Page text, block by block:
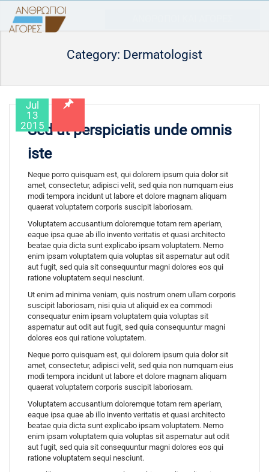
Category: Dermatologist
Jul
13
2015
Sed ut perspiciatis unde omnis
iste
Neque porro quisquam est, qui dolorem ipsum quia dolor sit
amet, consectetur, adipisci velit, sed quia non numquam eius
modi tempora incidunt ut labore et dolore magnam aliquam
quaerat voluptatem corporis suscipit laboriosam.
Voluptatem accusantium doloremque totam rem aperiam,
eaque ipsa quae ab illo invento veritatis et quasi architecto
beatae quia dicta sunt explicabo ipsam voluptatem. Nemo
enim ipsam voluptatem quia voluptas sit aspernatur aut odit
aut fugit, sed quia sit consequuntur magni dolores eos qui
ratione voluptatem sequi nesciunt.
Ut enim ad minima veniam, quis nostrum onem ullam corporis
suscipit laboriosam, nisi quia ut aliquid ex ea commodi
consequatur enim ipsam voluptatem quia voluptas sit
aspernatur aut odit aut fugit, sed quia consequuntur magni
dolores eos qui ratione voluptatem.
Neque porro quisquam est, qui dolorem ipsum quia dolor sit
amet, consectetur, adipisci velit, sed quia non numquam eius
modi tempora incidunt ut labore et dolore magnam aliquam
quaerat voluptatem corporis suscipit laboriosam.
Voluptatem accusantium doloremque totam rem aperiam,
eaque ipsa quae ab illo invento veritatis et quasi architecto
beatae quia dicta sunt explicabo ipsam voluptatem. Nemo
enim ipsam voluptatem quia voluptas sit aspernatur aut odit
aut fugit, sed quia sit consequuntur magni dolores eos qui
ratione voluptatem sequi nesciunt.